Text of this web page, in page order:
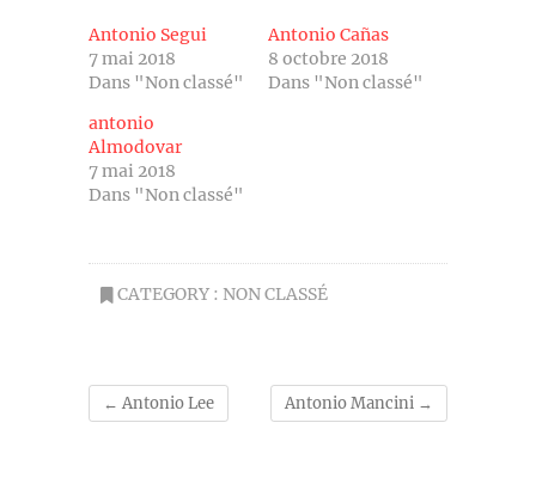
Antonio Segui
7 mai 2018
Dans "Non classé"
Antonio Cañas
8 octobre 2018
Dans "Non classé"
antonio
Almodovar
7 mai 2018
Dans "Non classé"
CATEGORY : NON CLASSÉ
← Antonio Lee Antonio Mancini →